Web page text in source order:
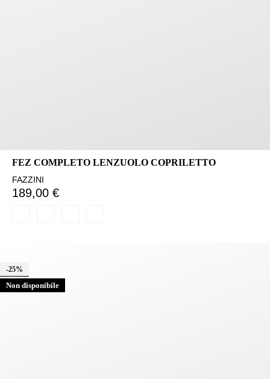
FEZ COMPLETO LENZUOLO COPRILETTO
FAZZINI
189,00 €
-25%
Non disponibile